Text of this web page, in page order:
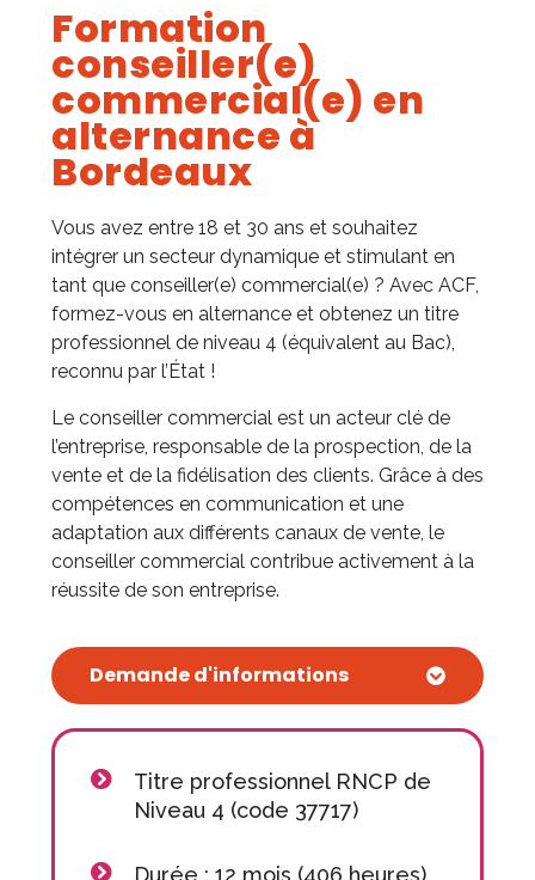
Formation
conseiller(e)
commercial(e) en
alternance à
Bordeaux
Vous avez entre 18 et 30 ans et souhaitez
intégrer un secteur dynamique et stimulant en
tant que conseiller(e) commercial(e) ? Avec ACF,
formez-vous en alternance et obtenez un titre
professionnel de niveau 4 (équivalent au Bac),
reconnu par l’État !
Le conseiller commercial est un acteur clé de
l’entreprise, responsable de la prospection, de la
vente et de la fidélisation des clients. Grâce à des
compétences en communication et une
adaptation aux différents canaux de vente, le
conseiller commercial contribue activement à la
réussite de son entreprise.
Demande d'informations
Titre professionnel RNCP de
Niveau 4 (code 37717)
Durée : 12 mois (406 heures)